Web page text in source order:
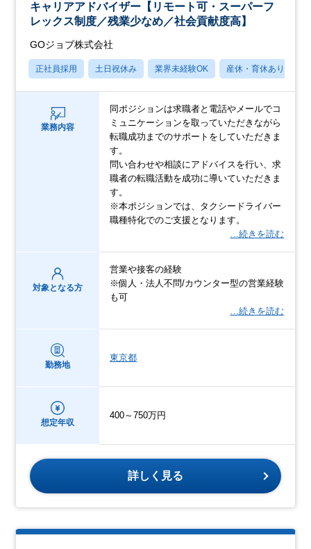
キャリアアドバイザー【リモート可・スーパーフ
レックス制度／残業少なめ／社会貢献度高】
GOジョブ株式会社
正社員採用 土日祝休み 業界未経験OK 産休・育休あり
業務内容
同ポジションは求職者と電話やメールでコ
ミュニケーションを取っていただきながら
転職成功までのサポートをしていただきま
す。
問い合わせや相談にアドバイスを行い、求
職者の転職活動を成功に導いていただきま
す。
※本ポジションでは、タクシードライバー
職種特化でのご支援となります。
…続きを読む
対象となる方
営業や接客の経験
※個人・法人不問/カウンター型の営業経験
も可
…続きを読む
勤務地
東京都
想定年収
400～750万円
詳しく見る